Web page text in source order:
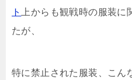
ト
上からも観戦時の服装
たが、
特に禁止された服装、こん